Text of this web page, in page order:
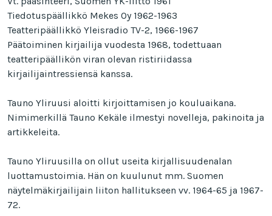
Tiedotuspäällikkö Mekes Oy 1962-1963
Teatteripäällikkö Yleisradio TV-2, 1966-1967
Päätoiminen kirjailija vuodesta 1968, todettuaan
teatteripäällikön viran olevan ristiriidassa
kirjailijaintressiensä kanssa.
Tauno Yliruusi aloitti kirjoittamisen jo kouluaikana.
Nimimerkillä Tauno Kekäle ilmestyi novelleja, pakinoita ja
artikkeleita.
Tauno Yliruusilla on ollut useita kirjallisuudenalan
luottamustoimia. Hän on kuulunut mm. Suomen
näytelmäkirjailijain liiton hallitukseen vv. 1964-65 ja 1967-
72.